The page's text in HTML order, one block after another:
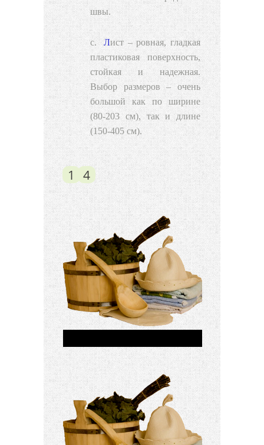
швы.
Лист– ровная, гладкая
пластиковая поверхность,
стойкая и надежная.
Выбор размеров – очень
большой как по ширине
(80-203 см), так и длине
(150-405 см).
1 4